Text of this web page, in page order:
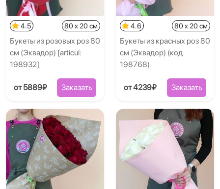
4.5 80 x 20 см
Букеты из розовых роз 80
см (Эквадор) [articul:
198932]
от 5889₽ Заказать
4.6 80 x 20 см
Букеты из красных роз 80
см (Эквадор) (код
198768)
от 4239₽ Заказать